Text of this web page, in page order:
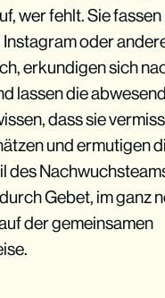
wer fehlt. Sie
oder
erkundigen sich
lassen die
dass sie
und ermutigen
des
Gebet, im ganz
der gemeinsamen